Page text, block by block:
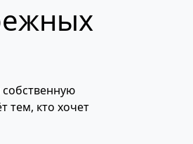
тем, кто хочет